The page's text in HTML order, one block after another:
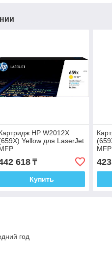
HP W2012X
Yellow для LaserJet
M776z/M776dn/M856dn
618₸
Купить
MFP
год